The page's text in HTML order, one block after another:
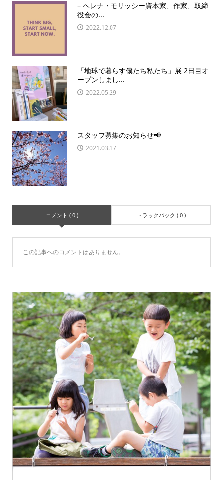
– ヘレナ・モリッシー資本家、作家、取締
役会の...
2022.12.07
「地球で暮らす僕たち私たち」展 2日目オ
ープンしまし...
2022.05.29
スタッフ募集のお知らせ📢
2021.03.17
コメント ( 0 ) トラックバック ( 0 )
この記事へのコメントはありません。